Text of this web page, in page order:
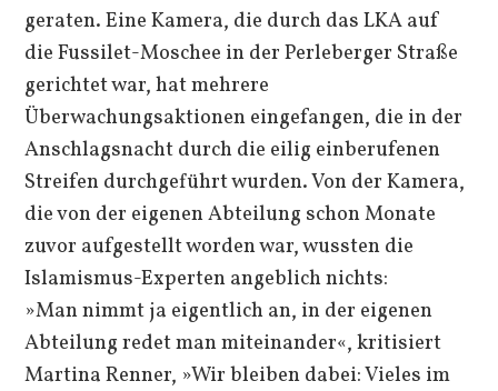
geraten. Eine Kamera, die durch das LKA auf
die Fussilet-Moschee in der Perleberger Straße
gerichtet war, hat mehrere
Überwachungsaktionen eingefangen, die in der
Anschlagsnacht durch die eilig einberufenen
Streifen durchgeführt wurden. Von der Kamera,
die von der eigenen Abteilung schon Monate
zuvor aufgestellt worden war, wussten die
Islamismus-Experten angeblich nichts:
»Man nimmt ja eigentlich an, in der eigenen
Abteilung redet man miteinander«, kritisiert
Martina Renner, »Wir bleiben dabei: Vieles im